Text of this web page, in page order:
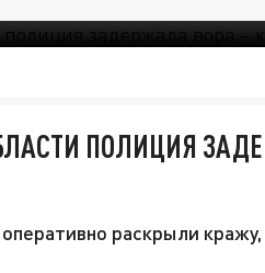
ПОЛИЦИЯ
раскрыли